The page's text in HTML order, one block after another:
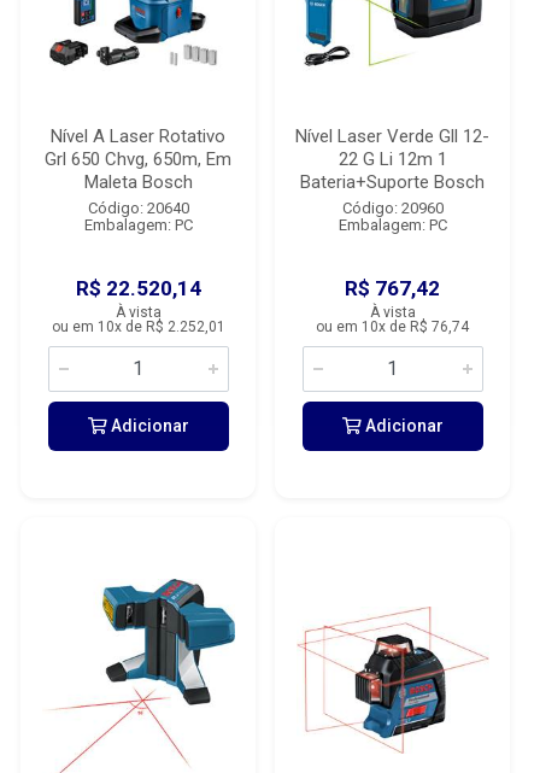
Nível A Laser Rotativo
Grl 650 Chvg, 650m, Em
Maleta Bosch
Código: 20640
Embalagem: PC
R$ 22.520,14
À vista
ou em 10x de R$ 2.252,01
Adicionar
Nível Laser Verde Gll 12-
22 G Li 12m 1
Bateria+Suporte Bosch
Código: 20960
Embalagem: PC
R$ 767,42
À vista
ou em 10x de R$ 76,74
Adicionar